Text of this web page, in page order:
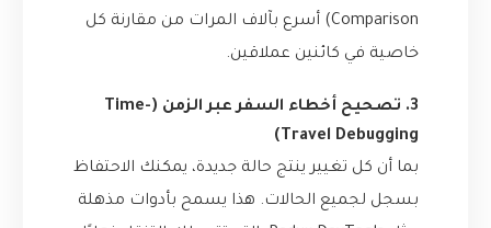
Comparison) أسرع بآلاف المرات من مقارنة كل
خاصية في كائنين عملاقين.
3. تصحيح أخطاء السفر عبر الزمن (Time-
Travel Debugging)
بما أن كل تغيير ينتج حالة جديدة، يمكنك الاحتفاظ
بسجل لجميع الحالات. هذا يسمح بأدوات مذهلة